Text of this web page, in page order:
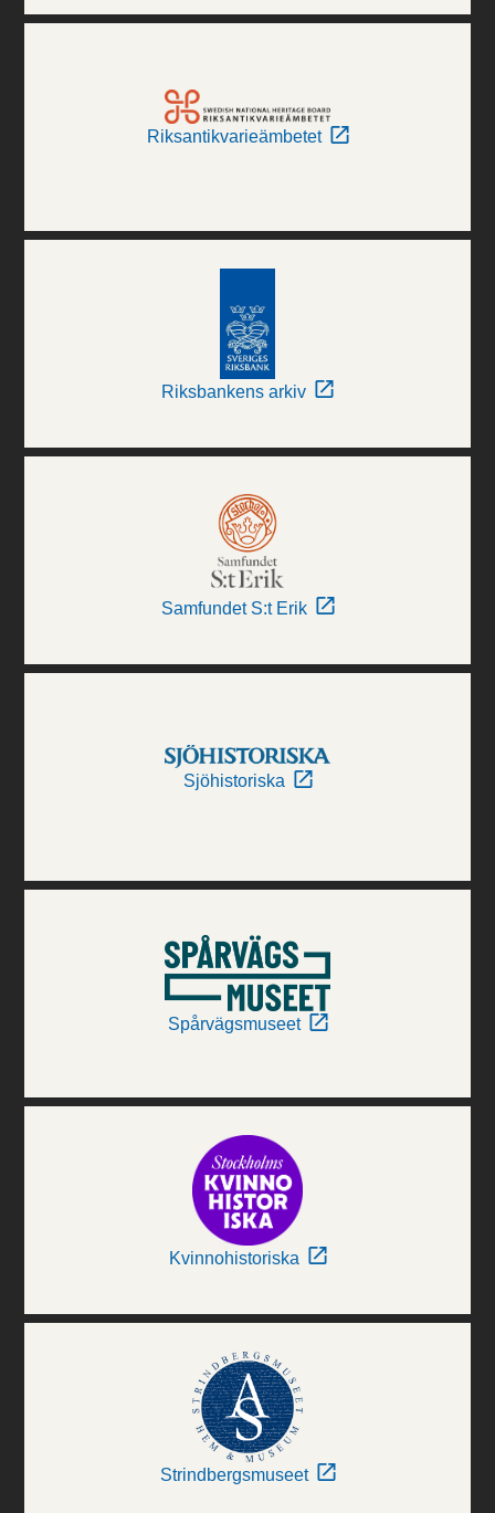
Riksantikvarieämbetet
Riksbankens arkiv
Samfundet S:t Erik
Sjöhistoriska
Spårvägsmuseet
Kvinnohistoriska
Strindbergsmuseet